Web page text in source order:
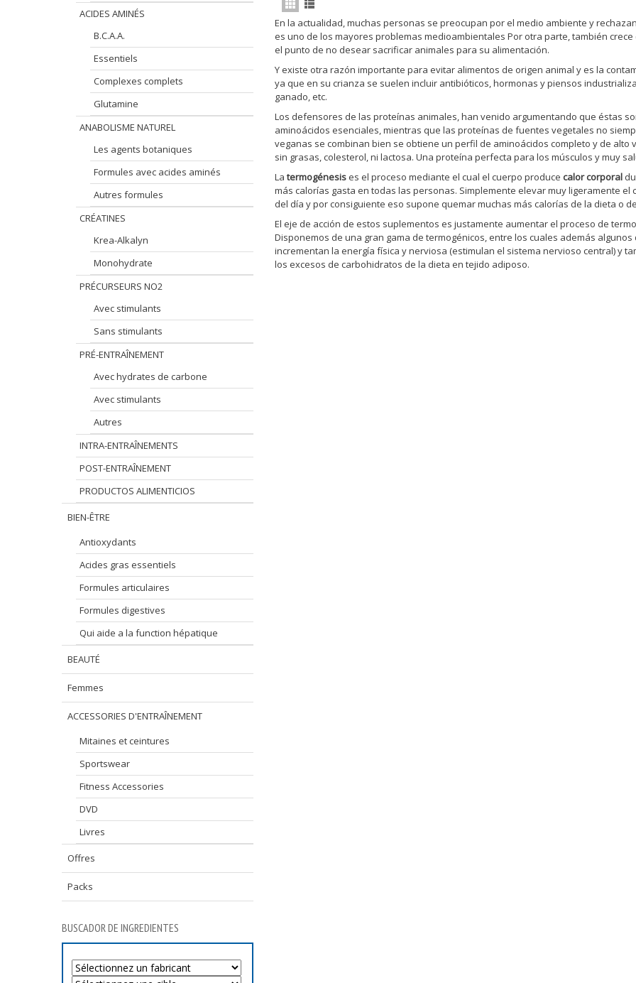
ACIDES AMINÉS
B.C.A.A.
Essentiels
Complexes complets
Glutamine
ANABOLISME NATUREL
Les agents botaniques
Formules avec acides aminés
Autres formules
CRÉATINES
Krea-Alkalyn
Monohydrate
PRÉCURSEURS NO2
Avec stimulants
Sans stimulants
PRÉ-ENTRAÎNEMENT
Avec hydrates de carbone
Avec stimulants
Autres
INTRA-ENTRAÎNEMENTS
POST-ENTRAÎNEMENT
PRODUCTOS ALIMENTICIOS
BIEN-ÊTRE
Antioxydants
Acides gras essentiels
Formules articulaires
Formules digestives
Qui aide a la function hépatique
BEAUTÉ
Femmes
ACCESSORIES D'ENTRAÎNEMENT
Mitaines et ceintures
Sportswear
Fitness Accessories
DVD
Livres
Offres
Packs
BUSCADOR DE INGREDIENTES
En la actualidad, muchas personas se preocupan por el medio ambiente y
es uno de los mayores problemas medioambientales Por otra parte, también
el punto de no desear sacrificar animales para su alimentación.
Y existe otra razón importante para evitar alimentos de origen animal y es la
ya que en su crianza se suelen incluir antibióticos, hormonas y piensos
ganado, etc.
Los defensores de las proteínas animales, han venido argumentando que éstas
aminoácidos esenciales, mientras que las proteínas de fuentes vegetales no
veganas se combinan bien se obtiene un perfil de aminoácidos completo y de
sin grasas, colesterol, ni lactosa. Una proteína perfecta para los músculos y muy
La termogénesis es el proceso mediante el cual el cuerpo produce calor corporal
más calorías gasta en todas las personas. Simplemente elevar muy ligeramente
del día y por consiguiente eso supone quemar muchas más calorías de la dieta o
El eje de acción de estos suplementos es justamente aumentar el proceso de
Disponemos de una gran gama de termogénicos, entre los cuales además
incrementan la energía física y nerviosa (estimulan el sistema nervioso central) y
los excesos de carbohidratos de la dieta en tejido adiposo.